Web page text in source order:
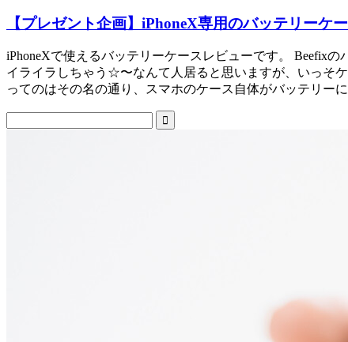
【プレゼント企画】iPhoneX専用のバッテリー
iPhoneXで使えるバッテリーケースレビューです。 Beefix
イライラしちゃう☆〜なんて人居ると思いますが、いっそ
ってのはその名の通り、スマホのケース自体がバッテリー